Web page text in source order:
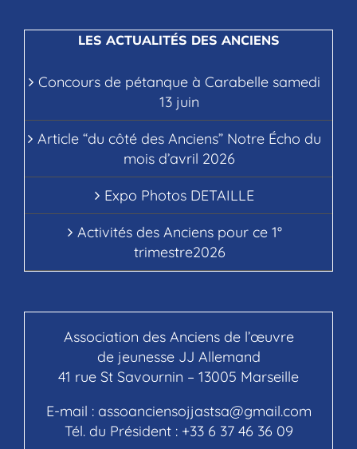
LES ACTUALITÉS DES ANCIENS
Concours de pétanque à Carabelle samedi
13 juin
Article “du côté des Anciens” Notre Écho du
mois d’avril 2026
Expo Photos DETAILLE
Activités des Anciens pour ce 1°
trimestre2026
Association des Anciens de l’œuvre
de jeunesse JJ Allemand
41 rue St Savournin – 13005 Marseille
E-mail : assoanciensojjastsa@gmail.com
Tél. du Président : +33 6 37 46 36 09